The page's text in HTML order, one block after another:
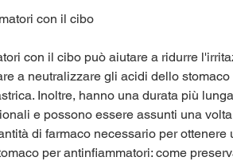
con il cibo
con il cibo può aiutare a ridurre
a neutralizzare gli acidi dello stomaco
Inoltre, hanno una durata più
e possono essere assunti una
di farmaco necessario per ottenere
per antinfiammatori: come